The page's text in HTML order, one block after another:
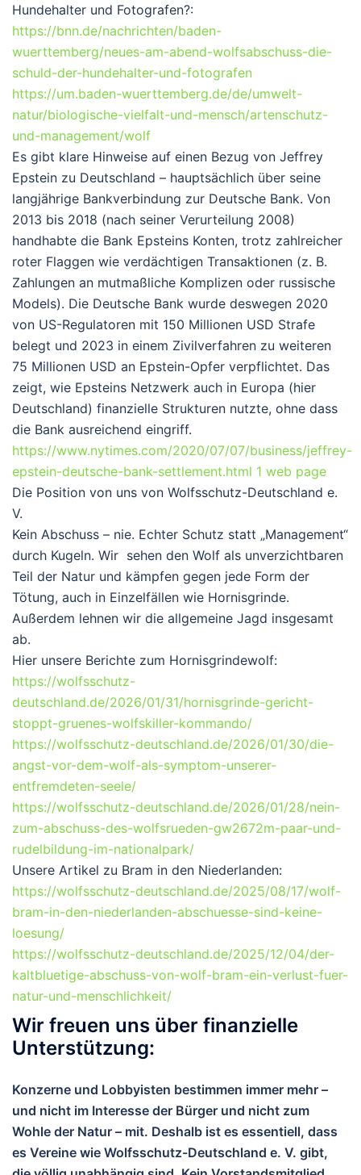
Hundehalter und Fotografen?:
https://bnn.de/nachrichten/baden-
wuerttemberg/neues-am-abend-wolfsabschuss-die-
schuld-der-hundehalter-und-fotografen
https://um.baden-wuerttemberg.de/de/umwelt-
natur/biologische-vielfalt-und-mensch/artenschutz-
und-management/wolf
Es gibt klare Hinweise auf einen Bezug von Jeffrey
Epstein zu Deutschland – hauptsächlich über seine
langjährige Bankverbindung zur Deutsche Bank. Von
2013 bis 2018 (nach seiner Verurteilung 2008)
handhabte die Bank Epsteins Konten, trotz zahlreicher
roter Flaggen wie verdächtigen Transaktionen (z. B.
Zahlungen an mutmaßliche Komplizen oder russische
Models). Die Deutsche Bank wurde deswegen 2020
von US-Regulatoren mit 150 Millionen USD Strafe
belegt und 2023 in einem Zivilverfahren zu weiteren
75 Millionen USD an Epstein-Opfer verpflichtet. Das
zeigt, wie Epsteins Netzwerk auch in Europa (hier
Deutschland) finanzielle Strukturen nutzte, ohne dass
die Bank ausreichend eingriff.
https://www.nytimes.com/2020/07/07/business/jeffrey-
epstein-deutsche-bank-settlement.html 1 web page
Die Position von uns von Wolfsschutz-Deutschland e.
V.
Kein Abschuss – nie. Echter Schutz statt „Management“
durch Kugeln. Wir sehen den Wolf als unverzichtbaren
Teil der Natur und kämpfen gegen jede Form der
Tötung, auch in Einzelfällen wie Hornisgrinde.
Außerdem lehnen wir die allgemeine Jagd insgesamt
ab.
Hier unsere Berichte zum Hornisgrindewolf:
https://wolfsschutz-
deutschland.de/2026/01/31/hornisgrinde-gericht-
stoppt-gruenes-wolfskiller-kommando/
https://wolfsschutz-deutschland.de/2026/01/30/die-
angst-vor-dem-wolf-als-symptom-unserer-
entfremdeten-seele/
https://wolfsschutz-deutschland.de/2026/01/28/nein-
zum-abschuss-des-wolfsrueden-gw2672m-paar-und-
rudelbildung-im-nationalpark/
Unsere Artikel zu Bram in den Niederlanden:
https://wolfsschutz-deutschland.de/2025/08/17/wolf-
bram-in-den-niederlanden-abschuesse-sind-keine-
loesung/
https://wolfsschutz-deutschland.de/2025/12/04/der-
kaltbluetige-abschuss-von-wolf-bram-ein-verlust-fuer-
natur-und-menschlichkeit/
Wir freuen uns über finanzielle
Unterstützung:
Konzerne und Lobbyisten bestimmen immer mehr –
und nicht im Interesse der Bürger und nicht zum
Wohle der Natur – mit. Deshalb ist es essentiell, dass
es Vereine wie Wolfsschutz-Deutschland e. V. gibt,